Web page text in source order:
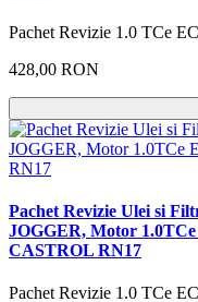
Pachet Revizie 1.0 TCe
428,00 RON
Pachet Revizie Ulei si
JOGGER, Motor
CASTROL RN17
Pachet Revizie 1.0 TCe